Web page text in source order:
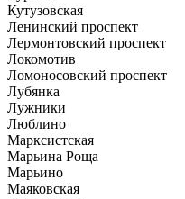
Кутузовская
Ленинский проспект
Лермонтовский проспект
Локомотив
Ломоносовский проспект
Лубянка
Лужники
Люблино
Марксистская
Марьина Роща
Марьино
Маяковская